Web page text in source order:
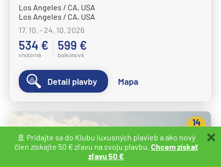
🚢 Pridajte sa do Klubu luxusných plavieb a ako nový
člen získajte 50 € zľavu na svoju plavbu. Chcem získať
zľavu 50 €
Los Angeles / CA, USA
Los Angeles / CA, USA
17. 10. - 24. 10. 2026
534 €
vnútorná
599 €
balkónová
Detail plavby Mapa
14